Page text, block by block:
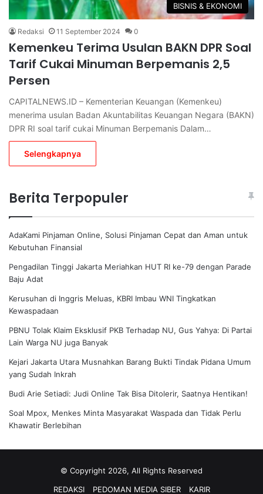
BISNIS & EKONOMI
Redaksi 11 September 2024 0
Kemenkeu Terima Usulan BAKN DPR Soal
Tarif Cukai Minuman Berpemanis 2,5
Persen
CAPITALNEWS.ID – Kementerian Keuangan (Kemenkeu)
menerima usulan Badan Akuntabilitas Keuangan Negara (BAKN)
DPR RI soal tarif cukai Minuman Berpemanis Dalam…
Selengkapnya
Berita Terpopuler
AdaKami Pinjaman Online, Solusi Pinjaman Cepat dan Aman untuk
Kebutuhan Finansial
Pengadilan Tinggi Jakarta Meriahkan HUT RI ke-79 dengan Parade
Baju Adat
Kerusuhan di Inggris Meluas, KBRI Imbau WNI Tingkatkan
Kewaspadaan
PBNU Tolak Klaim Eksklusif PKB Terhadap NU, Gus Yahya: Di Partai
Lain Warga NU juga Banyak
Kejari Jakarta Utara Musnahkan Barang Bukti Tindak Pidana Umum
yang Sudah Inkrah
Budi Arie Setiadi: Judi Online Tak Bisa Ditolerir, Saatnya Hentikan!
Soal Mpox, Menkes Minta Masyarakat Waspada dan Tidak Perlu
Khawatir Berlebihan
© Copyright 2026, All Rights Reserved
REDAKSI
PEDOMAN MEDIA SIBER KARIR